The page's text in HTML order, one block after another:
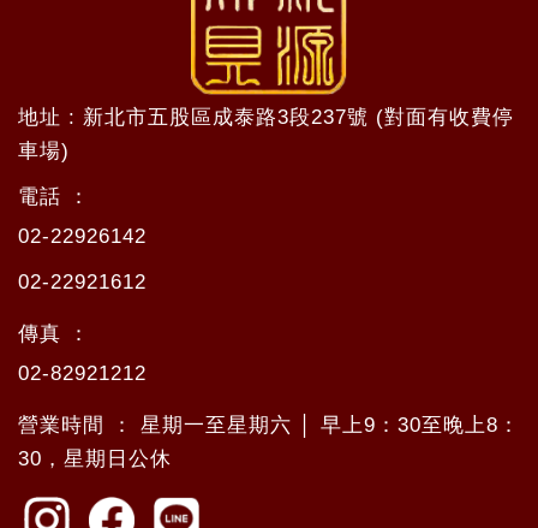
地址 : 新北市五股區成泰路3段237號 (對面有收費停
車場)
電話 ：
02-22926142
02-22921612
傳真 ：
02-82921212
營業時間 ： 星期一至星期六 │ 早上9：30至晚上8：
30，星期日公休